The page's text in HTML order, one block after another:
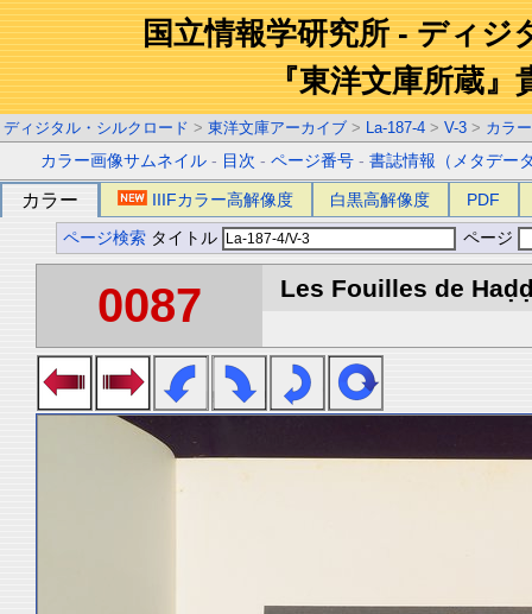
国立情報学研究所 - ディジ
『東洋文庫所蔵』
ディジタル・シルクロード > 東洋文庫アーカイブ > La-187-4 > V-3 > カラ
カラー画像サムネイル - 目次 -ページ番号 -書誌情報（メタデー
カラー IIIFカラー高解像度 白黒高解像度 PDF
ページ検索 タイトル ページ
0087 Les Fouilles de